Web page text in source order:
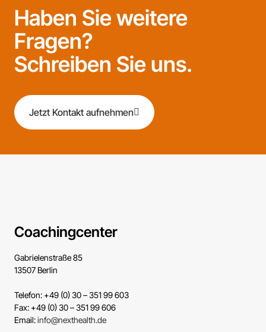
Haben Sie weitere
Fragen?
Schreiben Sie uns.
Jetzt Kontakt aufnehmen
Coachingcenter
Gabrielenstraße 85
13507 Berlin
Telefon: +49 (0) 30 – 351 99 603
Fax: +49 (0) 30 – 351 99 606
Email:info@nexthealth.de